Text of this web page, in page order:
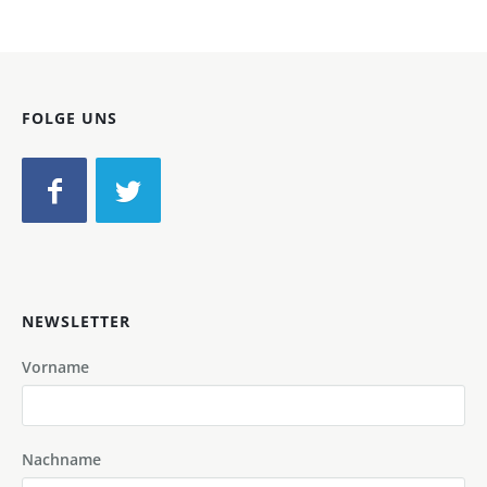
FOLGE UNS
NEWSLETTER
Vorname
Nachname